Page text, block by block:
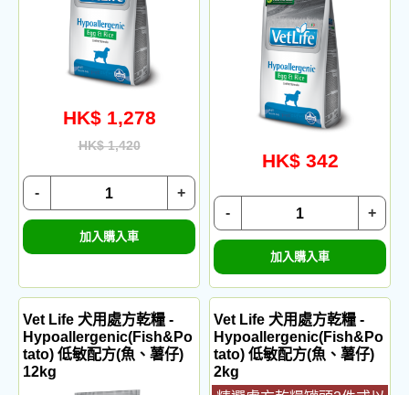
HK$ 1,278
HK$ 1,420
+
-
加入購入車
HK$ 342
+
-
加入購入車
Vet Life 犬用處方乾糧 -
Hypoallergenic(Fish&Po
tato) 低敏配方(魚、薯仔)
12kg
Vet Life 犬用處方乾糧 -
Hypoallergenic(Fish&Po
tato) 低敏配方(魚、薯仔)
2kg